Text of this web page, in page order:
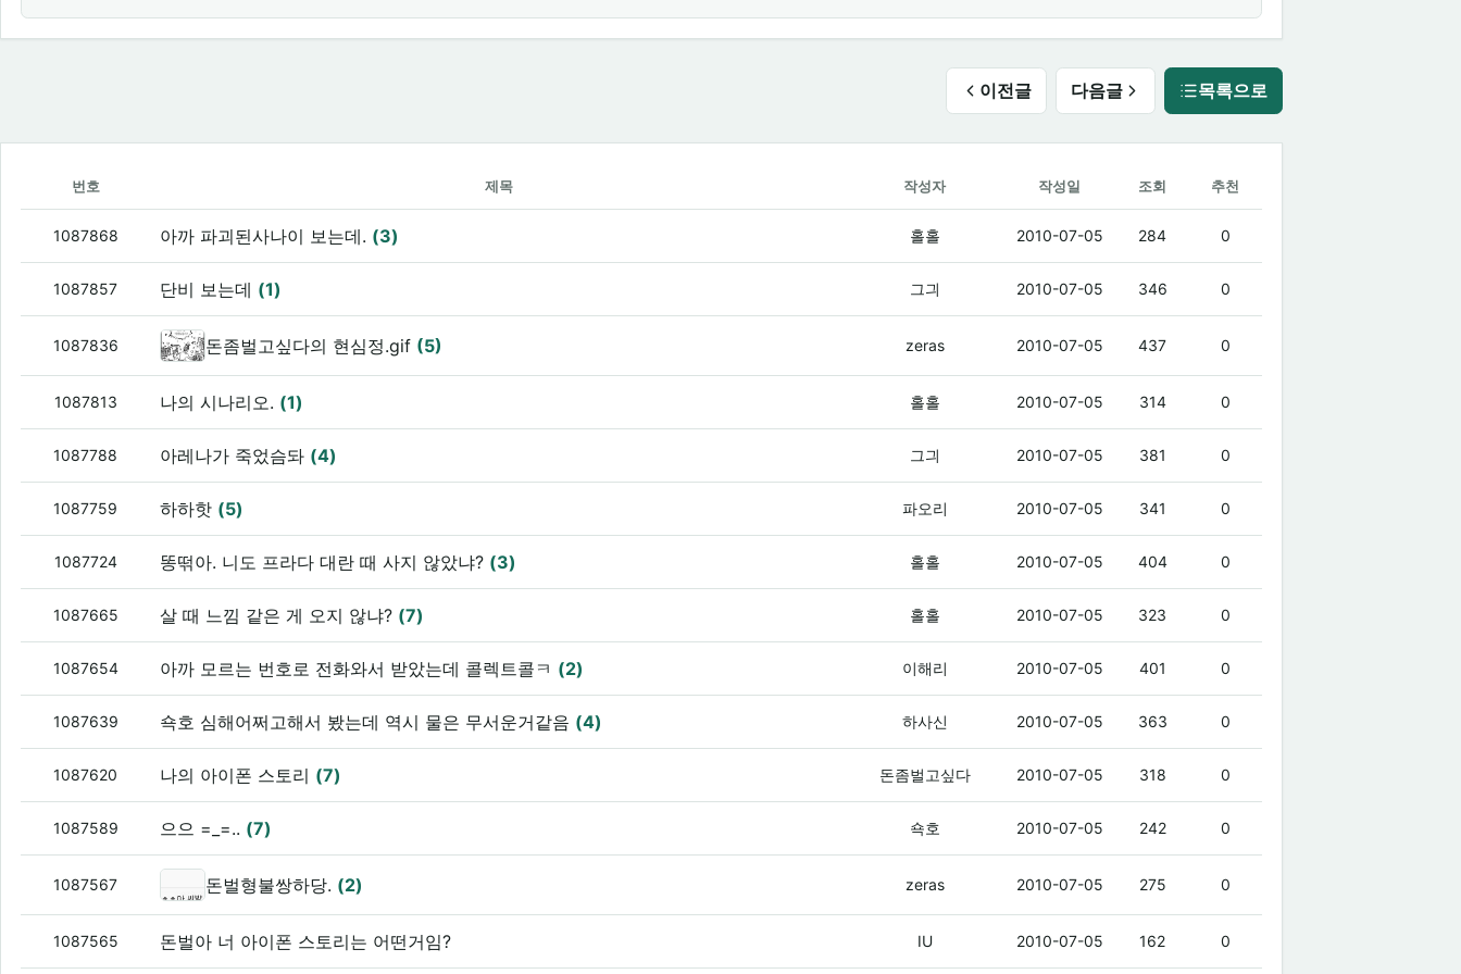
이전글 다음글 목록으로
번호 제목 작성자 작성일 조회 추천
1087868 아까 파괴된사나이 보는데. (3) 홀홀 2010-07-05 284 0
1087857 단비 보는데 (1) 그긔 2010-07-05 346 0
1087836 돈좀벌고싶다의 현심정.gif (5) zeras 2010-07-05 437 0
1087813 나의 시나리오. (1) 홀홀 2010-07-05 314 0
1087788 아레나가 죽었슴돠 (4) 그긔 2010-07-05 381 0
1087759 하하핫 (5) 파오리 2010-07-05 341 0
1087724 똥떢아. 니도 프라다 대란 때 사지 않았냐? (3) 홀홀 2010-07-05 404 0
1087665 살 때 느낌 같은 게 오지 않냐? (7) 홀홀 2010-07-05 323 0
1087654 아까 모르는 번호로 전화와서 받았는데 콜렉트콜ㅋ (2) 이해리 2010-07-05 401 0
1087639 쇽호 심해어쩌고해서 봤는데 역시 물은 무서운거같음 (4) 하사신 2010-07-05 363 0
1087620 나의 아이폰 스토리 (7) 돈좀벌고싶다 2010-07-05 318 0
1087589 으으 =_=.. (7) 쇽호 2010-07-05 242 0
1087567 돈벌형불쌍하당. (2) zeras 2010-07-05 275 0
1087565 돈벌아 너 아이폰 스토리는 어떤거임? IU 2010-07-05 162 0